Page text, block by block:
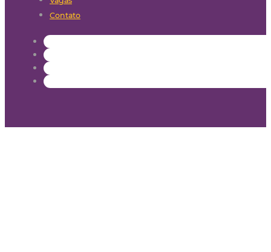
Contato